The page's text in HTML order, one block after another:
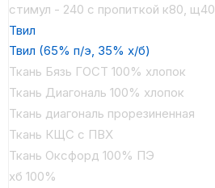
стимул - 240 с пропиткой к80, щ40
Твил
Твил (65% п/э, 35% х/б)
Ткань Бязь ГОСТ 100% хлопок
Ткань Диагональ 100% хлопок
Ткань диагональ прорезиненная
Ткань КЩС с ПВХ
Ткань Оксфорд 100% ПЭ
хб 100%